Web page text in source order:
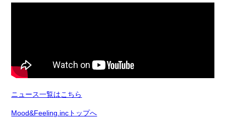
ニュース一覧はこちら
Mood&Feeling.incトップへ